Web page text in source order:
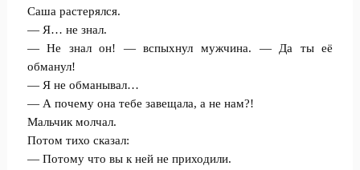
Саша растерялся.
— Я… не знал.
— Не знал он! — вспыхнул мужчина. — Да ты её
обманул!
— Я не обманывал…
— А почему она тебе завещала, а не нам?!
Мальчик молчал.
Потом тихо сказал:
— Потому что вы к ней не приходили.